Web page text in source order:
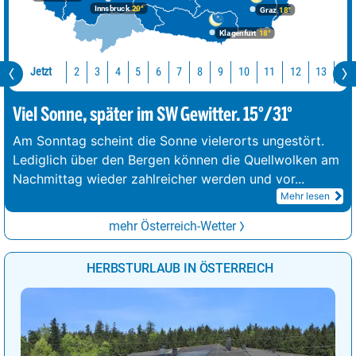
Graz18°
Innsbruck20°
Klagenfurt 18°
Jetzt 2 3 4 5 6 7 8 9 10 11 12 13 14
Viel Sonne, später im SW Gewitter. 15°/31°
Am Sonntag scheint die Sonne vielerorts ungestört.
Lediglich über den Bergen können die Quellwolken am
Nachmittag wieder zahlreicher werden und vor...
Mehr lesen
mehr Österreich-Wetter
HERBSTURLAUB IN ÖSTERREICH